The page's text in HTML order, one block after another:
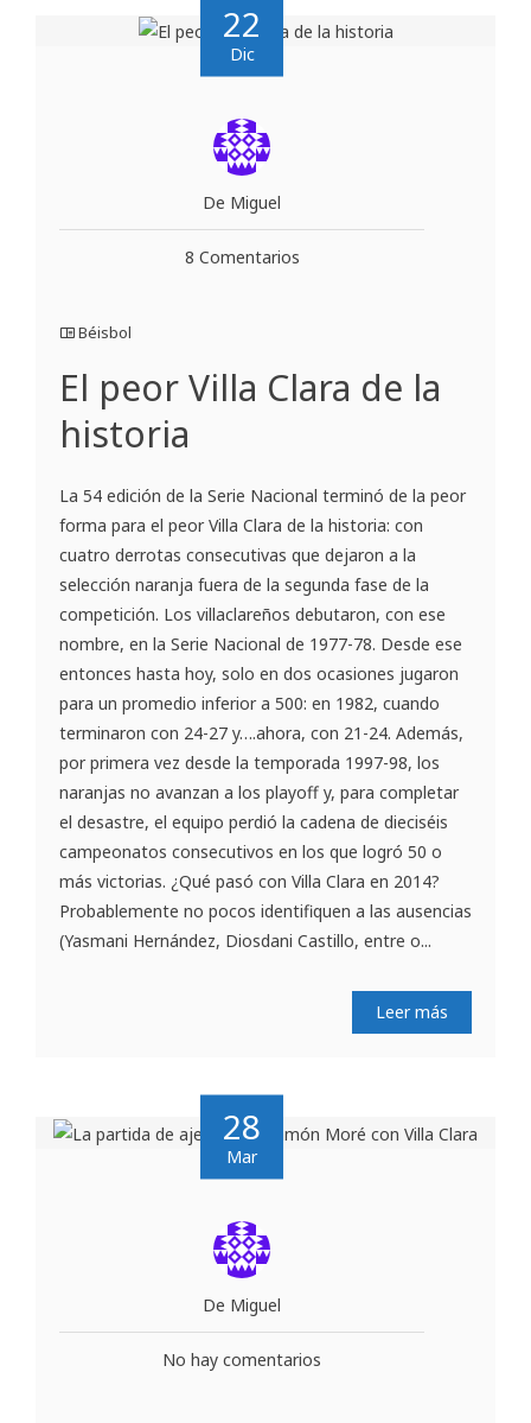
22
Dic
De Miguel
8 Comentarios
Béisbol
El peor Villa Clara de la
historia
La 54 edición de la Serie Nacional terminó de la peor
forma para el peor Villa Clara de la historia: con
cuatro derrotas consecutivas que dejaron a la
selección naranja fuera de la segunda fase de la
competición. Los villaclareños debutaron, con ese
nombre, en la Serie Nacional de 1977-78. Desde ese
entonces hasta hoy, solo en dos ocasiones jugaron
para un promedio inferior a 500: en 1982, cuando
terminaron con 24-27 y….ahora, con 21-24. Además,
por primera vez desde la temporada 1997-98, los
naranjas no avanzan a los playoff y, para completar
el desastre, el equipo perdió la cadena de dieciséis
campeonatos consecutivos en los que logró 50 o
más victorias. ¿Qué pasó con Villa Clara en 2014?
Probablemente no pocos identifiquen a las ausencias
(Yasmani Hernández, Diosdani Castillo, entre o...
Leer más
28
Mar
De Miguel
No hay comentarios